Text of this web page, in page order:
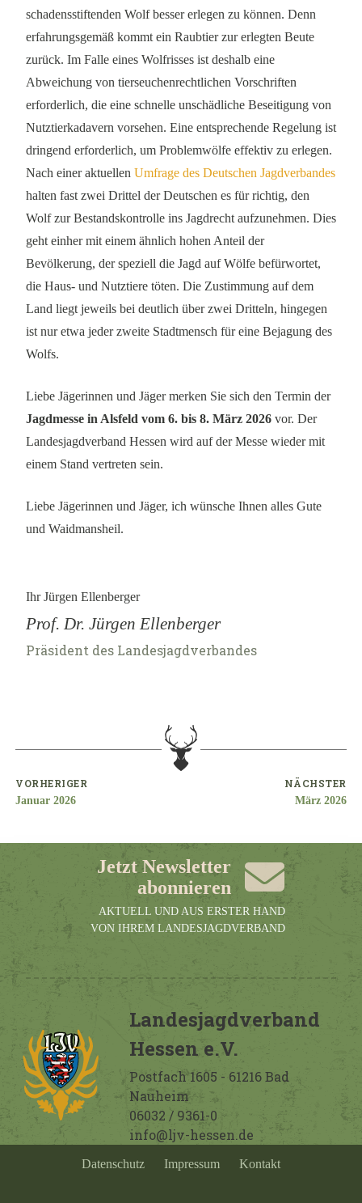
schadensstiftenden Wolf besser erlegen zu können. Denn
erfahrungsgemäß kommt ein Raubtier zur erlegten Beute
zurück. Im Falle eines Wolfrisses ist deshalb eine
Abweichung von tierseuchenrechtlichen Vorschriften
erforderlich, die eine schnelle unschädliche Beseitigung von
Nutztierkadavern vorsehen. Eine entsprechende Regelung ist
dringend erforderlich, um Problemwölfe effektiv zu erlegen.
Nach einer aktuellen Umfrage des Deutschen Jagdverbandes
halten fast zwei Drittel der Deutschen es für richtig, den
Wolf zur Bestandskontrolle ins Jagdrecht aufzunehmen. Dies
geht einher mit einem ähnlich hohen Anteil der
Bevölkerung, der speziell die Jagd auf Wölfe befürwortet,
die Haus- und Nutztiere töten. Die Zustimmung auf dem
Land liegt jeweils bei deutlich über zwei Dritteln, hingegen
ist nur etwa jeder zweite Stadtmensch für eine Bejagung des
Wolfs.
Liebe Jägerinnen und Jäger merken Sie sich den Termin der
Jagdmesse in Alsfeld vom 6. bis 8. März 2026 vor. Der
Landesjagdverband Hessen wird auf der Messe wieder mit
einem Stand vertreten sein.
Liebe Jägerinnen und Jäger, ich wünsche Ihnen alles Gute
und Waidmansheil.
Ihr Jürgen Ellenberger
Prof. Dr. Jürgen Ellenberger
Präsident des Landesjagdverbandes
VORHERIGER
Januar 2026
NÄCHSTER
März 2026
Jetzt Newsletter
abonnieren
AKTUELL UND AUS ERSTER HAND
VON IHREM LANDESJAGDVERBAND
Landesjagdverband
Hessen e.V.
Postfach 1605 - 61216 Bad
Nauheim
06032 / 9361-0
info@ljv-hessen.de
Datenschutz Impressum Kontakt